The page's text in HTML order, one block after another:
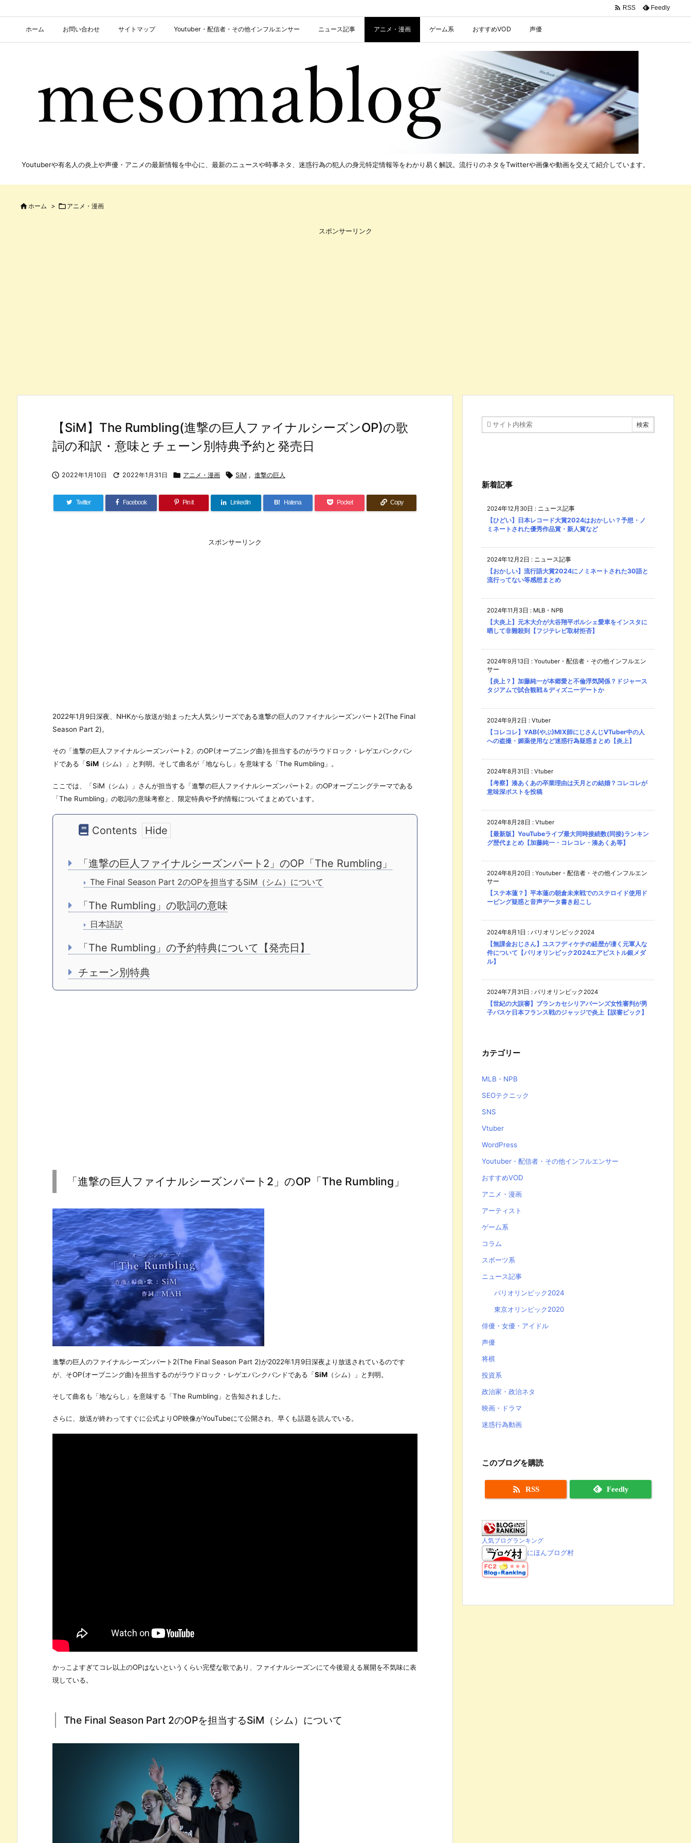
ホーム お問い合わせ サイトマップ Youtuber・配信者・その他インフルエンサー ニュース記事 アニメ・漫画 ゲーム系 おすすめVOD 声優
 RSS Feedly
Youtuberや有名人の炎上や声優・アニメの最新情報を中心に、最新のニュースや時事ネタ、迷惑行為の犯人の身元特定情報等をわかり易く解説。流行りのネタをTwitterや画像や動画を交えて紹介しています。
 ホーム >  アニメ・漫画
スポンサーリンク
【SiM】The Rumbling(進撃の巨人ファイナルシーズンOP)の歌
詞の和訳・意味とチェーン別特典予約と発売日
 2022年1月10日  2022年1月31日  アニメ・漫画  SiM , 進撃の巨人
Twitter Facebook Pin it LinkedIn B! Hatena Pocket Copy
スポンサーリンク
2022年1月9日深夜、NHKから放送が始まった大人気シリーズである進撃の巨人のファイナルシーズンパート2(The Final
Season Part 2)。
その「進撃の巨人ファイナルシーズンパート2」のOP(オープニング曲)を担当するのがラウドロック・レゲエパンクバン
ドである「SiM （シム）」と判明。そして曲名が「地ならし」を意味する「The Rumbling」。
ここでは、「SiM（シム）」さんが担当する「進撃の巨人ファイナルシーズンパート2」のOPオープニングテーマである
「The Rumbling」の歌詞の意味考察と、限定特典や予約情報についてまとめています。
Contents
「進撃の巨人ファイナルシーズンパート2」のOP「The Rumbling」
The Final Season Part 2のOPを担当するSiM（シム）について
「The Rumbling」の歌詞の意味
日本語訳
「The Rumbling」の予約特典について【発売日】
チェーン別特典
「進撃の巨人ファイナルシーズンパート2」のOP「The Rumbling」
進撃の巨人のファイナルシーズンパート2(The Final Season Part 2)が2022年1月9日深夜より放送されているのです
が、そOP(オープニング曲)を担当するのがラウドロック・レゲエパンクバンドである「SiM （シム）」と判明。
そして曲名も「地ならし」を意味する「The Rumbling」と告知されました。
さらに、放送が終わってすぐに公式よりOP映像がYouTubeにて公開され、早くも話題を読んでいる。
かっこよすぎてコレ以上のOPはないというくらい完璧な歌であり、ファイナルシーズンにて今後迎える展開を不気味に表
現している。
The Final Season Part 2のOPを担当するSiM（シム）について
新着記事
2024年12月30日 : ニュース記事
【ひどい】日本レコード大賞2024はおかしい？予想・ノ
ミネートされた優秀作品賞・新人賞など
2024年12月2日 : ニュース記事
【おかしい】流行語大賞2024にノミネートされた30語と
流行ってない等感想まとめ
2024年11月3日 : MLB・NPB
【大炎上】元木大介が大谷翔平ポルシェ愛車をインスタに
晒して非難殺到【フジテレビ取材拒否】
2024年9月13日 : Youtuber・配信者・その他インフルエン
サー
【炎上？】加藤純一が本郷愛と不倫浮気関係？ドジャース
タジアムで試合観戦＆ディズニーデートか
2024年9月2日 : Vtuber
【コレコレ】YAB(やぶ)MIX師にじさんじVTuber中の人
への盗撮・媚薬使用など迷惑行為疑惑まとめ【炎上】
2024年8月31日 : Vtuber
【考察】湊あくあの卒業理由は天月との結婚？コレコレが
意味深ポストを投稿
2024年8月28日 : Vtuber
【最新版】YouTubeライブ最大同時接続数(同接)ランキン
グ歴代まとめ【加藤純一・コレコレ・湊あくあ等】
2024年8月20日 : Youtuber・配信者・その他インフルエン
サー
【ステ本蓮？】平本蓮の朝倉未来戦でのステロイド使用ド
ーピング疑惑と音声データ書き起こし
2024年8月1日 : パリオリンピック2024
【無課金おじさん】ユスフディケチの経歴が凄く元軍人な
件について【パリオリンピック2024エアピストル銀メダ
ル】
2024年7月31日 : パリオリンピック2024
【世紀の大誤審】ブランカセシリアバーンズ女性審判が男
子バスケ日本フランス戦のジャッジで炎上【誤審ピック】
カテゴリー
MLB・NPB
SEOテクニック
SNS
Vtuber
WordPress
Youtuber・配信者・その他インフルエンサー
おすすめVOD
アニメ・漫画
アーティスト
ゲーム系
コラム
スポーツ系
ニュース記事
パリオリンピック2024
東京オリンピック2020
俳優・女優・アイドル
声優
将棋
投資系
政治家・政治ネタ
映画・ドラマ
迷惑行為動画
このブログを購読
 RSS Feedly
人気ブログランキング
にほんブログ村